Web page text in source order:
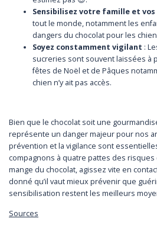
Sensibilisez votre famille et
tout le monde, notamment les
dangers du chocolat pour les
Soyez constamment vigilant :
sucreries sont souvent laissées à
fêtes de Noël et de Pâques
chien n’y ait pas accès.
Bien que le chocolat soit une
représente un danger majeur pour nos
prévention et la vigilance sont
compagnons à quatre pattes des
mange du chocolat, agissez vite en
donné qu’il vaut mieux prévenir que
sensibilisation restent les meilleurs
Sources